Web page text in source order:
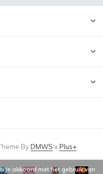
ByDMWS xPlus+
je akkoord met het gebruik van